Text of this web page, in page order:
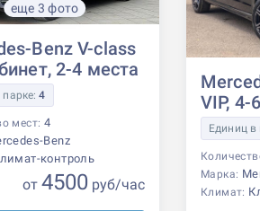
еще 3 фото
Benz V-class
2-4 места
парке:4
мест: 4
Benz
контроль
от 4500 руб/час
VIP, 4-
Единиц в
Марка:
Климат: